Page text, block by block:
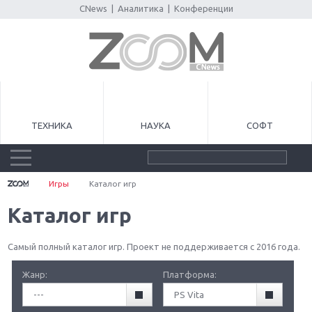
CNews Аналитика Конференции
ТЕХНИКА НАУКА СОФТ
Игры Каталог игр
Каталог игр
Самый полный каталог игр. Проект не поддерживается с 2016 года.
Жанр:
---
Платформа:
PS Vita